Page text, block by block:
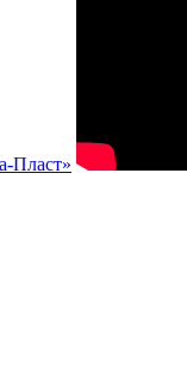
Пласт»